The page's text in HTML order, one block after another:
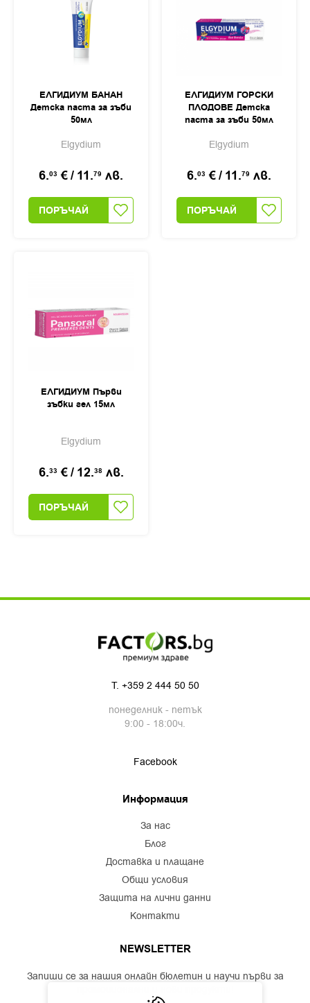
ЕЛГИДИУМ БАНАН
Детска паста за зъби
50мл
Elgydium
6.03 €/ 11.79 лв.
ПОРЪЧАЙ
ЕЛГИДИУМ ГОРСКИ
ПЛОДОВЕ Детска
паста за зъби 50мл
Elgydium
6.03 €/ 11.79 лв.
ПОРЪЧАЙ
ЕЛГИДИУМ Първи
зъбки гел 15мл
Elgydium
6.33 €/ 12.38 лв.
ПОРЪЧАЙ
T. +359 2 444 50 50
понеделник - петък
9:00 - 18:00ч.
Facebook
Информация
за нас
блог
доставка и плащане
общи условия
защита на лични данни
контакти
NEWSLETTER
Запиши се за нашия онлайн бюлетин и научи първи за